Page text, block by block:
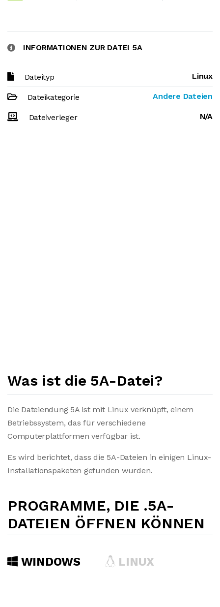
INFORMATIONEN ZUR DATEI 5A
Dateityp Linux
Dateikategorie Andere Dateien
Dateiverleger N/A
Was ist die 5A-Datei?
Die Dateiendung 5A ist mit Linux verknüpft, einem
Betriebssystem, das für verschiedene
Computerplattformen verfügbar ist.
Es wird berichtet, dass die 5A-Dateien in einigen Linux-
Installationspaketen gefunden wurden.
PROGRAMME, DIE .5A-
DATEIEN ÖFFNEN KÖNNEN
WINDOWS LINUX